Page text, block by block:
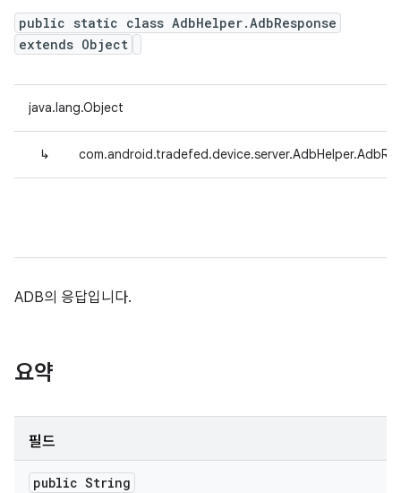
public static class AdbHelper.AdbResponse
extends Object
java.lang.Object
↳
ADB의 응답입니다.
요약
필드
public String